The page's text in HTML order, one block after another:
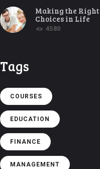
Making the Right
Choices in Life
4580
Tags
COURSES
EDUCATION
FINANCE
MANAGEMENT